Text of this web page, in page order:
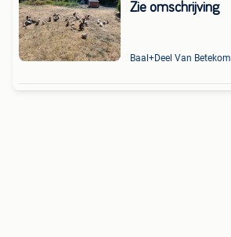
Zie omschrijving
Baal+Deel Van Betekom